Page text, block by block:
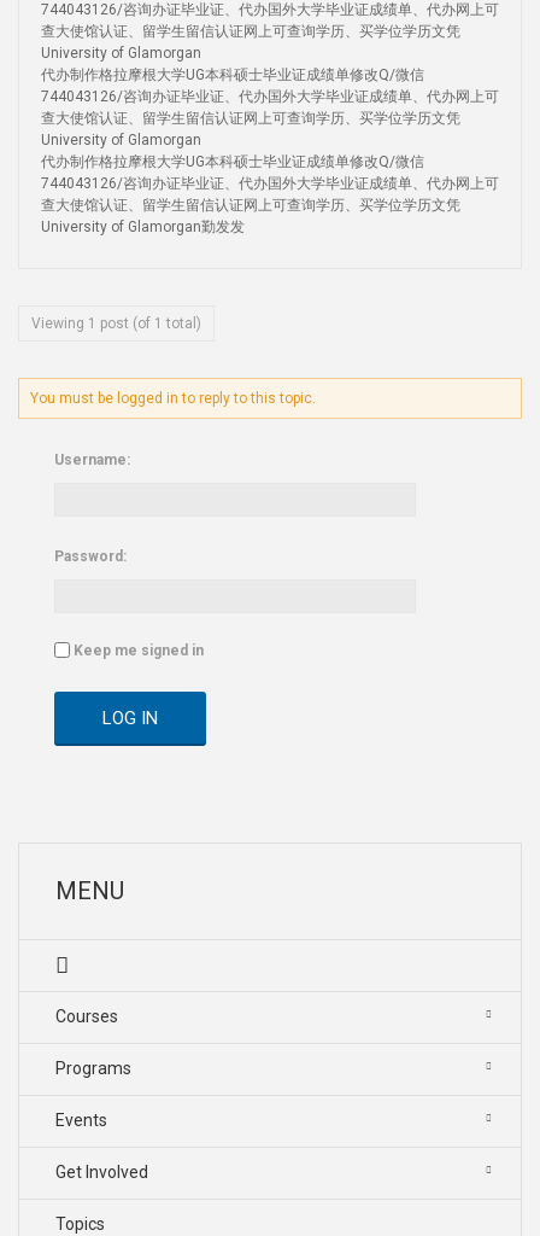
744043126/咨询办证毕业证、代办国外大学毕业证成绩单、代办网上可
查大使馆认证、留学生留信认证网上可查询学历、买学位学历文凭
University of Glamorgan
代办制作格拉摩根大学UG本科硕士毕业证成绩单修改Q/微信
744043126/咨询办证毕业证、代办国外大学毕业证成绩单、代办网上可
查大使馆认证、留学生留信认证网上可查询学历、买学位学历文凭
University of Glamorgan
代办制作格拉摩根大学UG本科硕士毕业证成绩单修改Q/微信
744043126/咨询办证毕业证、代办国外大学毕业证成绩单、代办网上可
查大使馆认证、留学生留信认证网上可查询学历、买学位学历文凭
University of Glamorgan勤发发
Viewing 1 post (of 1 total)
You must be logged in to reply to this topic.
Username:
Password:
Keep me signed in
LOG IN
MENU
Courses
Programs
Events
Get Involved
Topics